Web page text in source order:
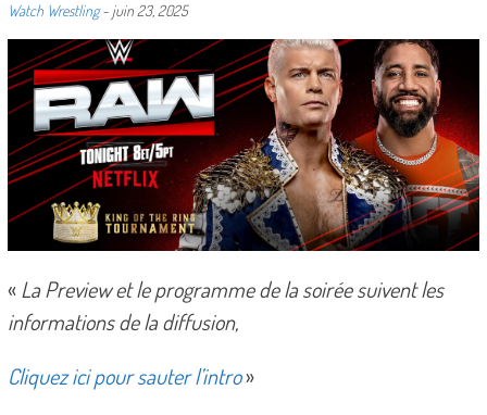
Watch Wrestling- juin 23, 2025
«La Preview et le programme de la soirée suivent les
informations de la diffusion,
Cliquez ici pour sauter l’intro»